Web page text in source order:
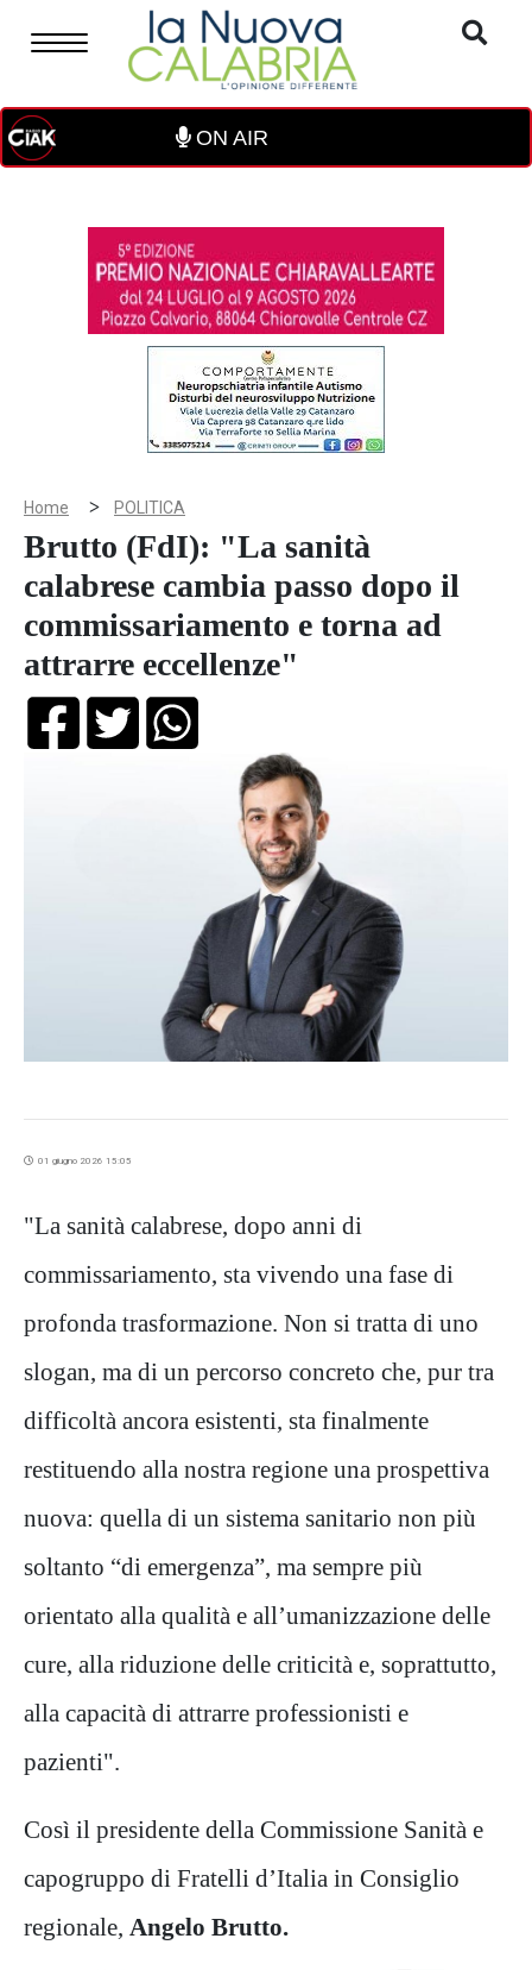
ON AIR
Home > POLITICA
Brutto (FdI): "La sanità
calabrese cambia passo dopo il
commissariamento e torna ad
attrarre eccellenze"
01 giugno 2026 15:05
"La sanità calabrese, dopo anni di
commissariamento, sta vivendo una fase di
profonda trasformazione. Non si tratta di uno
slogan, ma di un percorso concreto che, pur tra
difficoltà ancora esistenti, sta finalmente
restituendo alla nostra regione una prospettiva
nuova: quella di un sistema sanitario non più
soltanto “di emergenza”, ma sempre più
orientato alla qualità e all’umanizzazione delle
cure, alla riduzione delle criticità e, soprattutto,
alla capacità di attrarre professionisti e
pazienti".
Così il presidente della Commissione Sanità e
capogruppo di Fratelli d’Italia in Consiglio
regionale, Angelo Brutto.